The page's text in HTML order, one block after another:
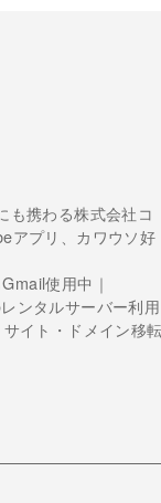
も携わる株式会社コ
アプリ、カワウソ好
使用中｜
ンタルサーバー利用
イト・ドメイン移